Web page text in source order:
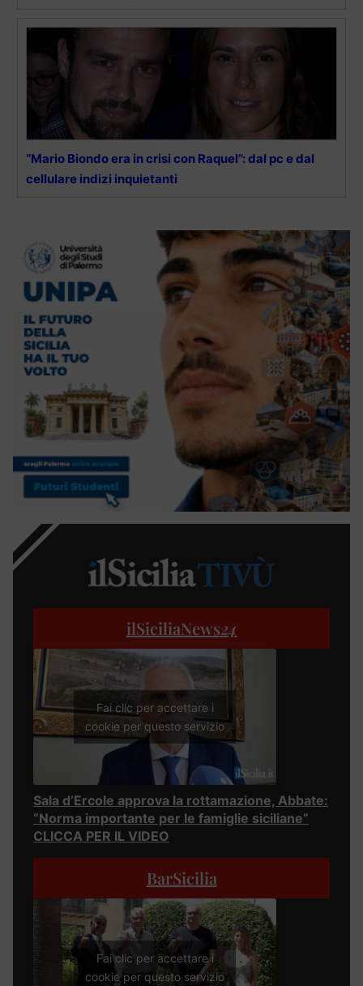
“Mario Biondo era in crisi con Raquel”: dal pc e dal
cellulare indizi inquietanti
ilSiciliaNews24
Fai clic per accettare i
cookie per questo servizio
Sala d’Ercole approva la rottamazione, Abbate:
“Norma importante per le famiglie siciliane”
CLICCA PER IL VIDEO
BarSicilia
Fai clic per accettare i
cookie per questo servizio